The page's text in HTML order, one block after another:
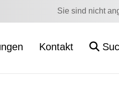
Sie sind nicht
Kontakt